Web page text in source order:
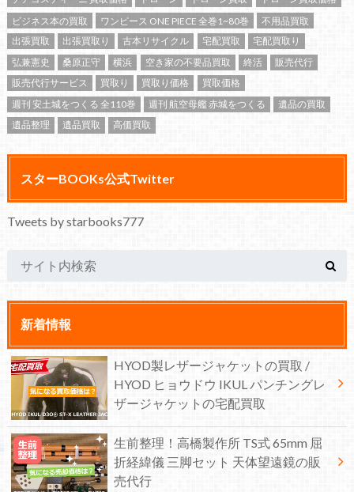
ビジネス本の買取
ワンピース ONE PIECE 全巻1~80巻
不用品買取
出張買取
出張買取り 古本リサイクル 宅配買取
宅配買取り
弘兼憲史
桑原正守 横浜 空き家の不要品買取 終活
販売代行
販売代行サービス
買取り 買取り価格
買取価格
週刊 安土城をつくる 全110巻
週刊 航空母艦 赤城をつくる
遺品の買取
遺品整理
遺品買取 高価買取
スターBOOKs公式Twitter
Tweets by starbooks777
新着情報
HYOD製レザージャケットの買取 /
HYOD ヒョウドウ IKUL パンチングレ
ザージャケットの宅配買取
生前整理！高橋製作所 TS式 65mm 屈
折経緯儀 三脚セット 天体望遠鏡の販
売代行